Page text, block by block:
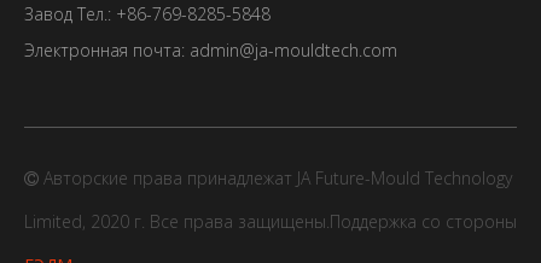
Завод Тел.: +86-769-8285-5848
Электронная почта: admin@ja-mouldtech.com
 Авторские права принадлежат JA Future-Mould Technology
Limited, 2020 г. Все права защищены.Поддержка со стороны